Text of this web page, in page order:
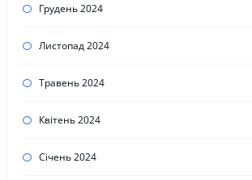
Грудень 2024
Листопад 2024
Травень 2024
Квітень 2024
Січень 2024